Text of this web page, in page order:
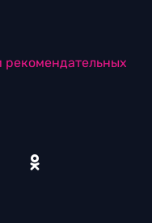
рекомендательных